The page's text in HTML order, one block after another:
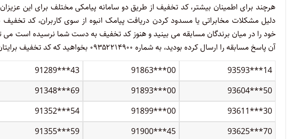
هرچند برای اطمینان بیشتر، کد تخفیف از طریق دو سامانه پیامکی مختلف برای این
دلیل مشکلات مخابراتی یا مسدود کردن دریافت پیامک انبوه از سوی کاربران، کد
خود را در میان برندگان مسابقه می بینید و هنوز کد تخفیف به دست شما نرسیده است می
آن پاسخ مسابقه را ارسال کرده بودید، به شماره ۰۹۳۵۲۲۱۴۹۰۰ بخواهید که کد تخفیف برایتان ارسال شود.
91289***43 91863***00
93593***14
91348***69 91893***00
93604***50
91352***54 91899***00
93611***30
91355***59 91900***45
93625***70